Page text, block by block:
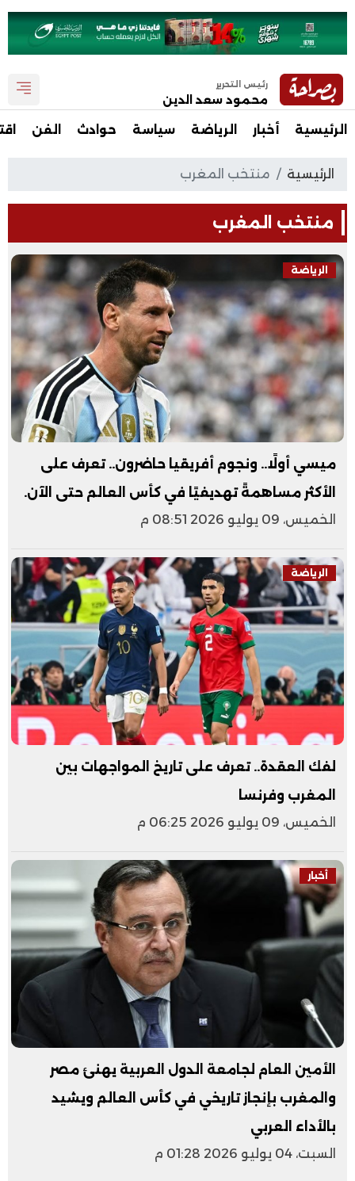
رئيس التحرير
محمود سعد الدين
الرئيسية أخبار الرياضة سياسة حوادث الفن
الرئيسية منتخب المغرب
منتخب المغرب
الرياضة
ميسي أولًا.. ونجوم أفريقيا حاضرون.. تعرف على
الأكثر مساهمةً تهديفيًا في كأس العالم حتى الآن.
الخميس، 09 يوليو 2026 08:51 م
الرياضة
لفك العقدة.. تعرف على تاريخ المواجهات بين
المغرب وفرنسا
الخميس، 09 يوليو 2026 06:25 م
أخبار
الأمين العام لجامعة الدول العربية يهنئ مصر
والمغرب بإنجاز تاريخي في كأس العالم ويشيد
بالأداء العربي
السبت، 04 يوليو 2026 01:28 م